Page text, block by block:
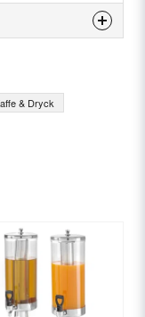
& Dryck